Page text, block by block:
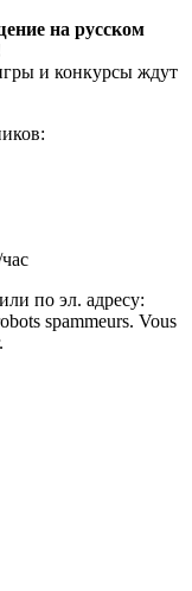
на русском
и конкурсы ждут
по эл. адресу:
spammeurs. Vous